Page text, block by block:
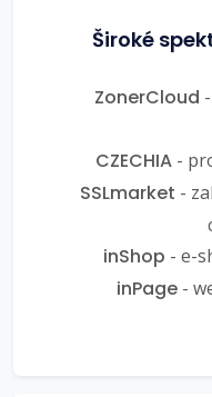
Široké
ZonerCloud
CZECHIA-
SSLmarket -
inShop - e-
inPage-